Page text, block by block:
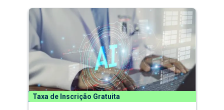
Taxa de Inscrição Gratuita